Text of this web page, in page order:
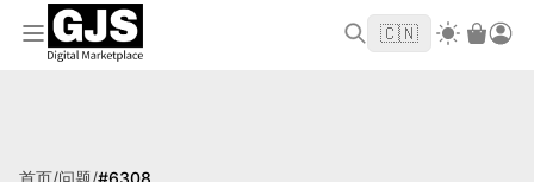
欢迎来到 GJS.MARKET！使用优惠码 WELCOME2026
首单立
🇨🇳
首页/问题/#6308